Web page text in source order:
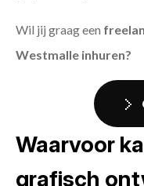
Wil jij graag een
Westmalle inhuren?
Waarvoor
grafisch